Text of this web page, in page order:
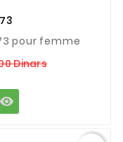
pour femme
DinarsPrix
Prix
